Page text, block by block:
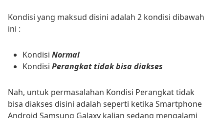
Kondisi yang maksud disini adalah 2 kondisi dibawah
ini :
Kondisi Normal
Kondisi Perangkat tidak bisa diakses
Nah, untuk permasalahan Kondisi Perangkat tidak
bisa diakses disini adalah seperti ketika Smartphone
Android Samsung Galaxy kalian sedang mengalami